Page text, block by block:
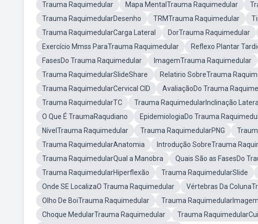
Trauma Raquimedular Mapa MentalTrauma Raquimedular
Trauma RaquimedularDesenho
TRMTrauma Raquimedular
Trauma RaquimedularCarga Lateral
DorTrauma Raquimedular
Exercício Mmss ParaTrauma Raquimedular
Reflexo Plantar
FasesDo Trauma Raquimedular
ImagemTrauma Raquimedular
Trauma RaquimedularSlideShare
Relatirio SobreTrauma
Trauma RaquimedularCervical CID
AvaliaçãoDo Trauma
Trauma RaquimedularTC
Trauma RaquimedularInclinação Lateral
O Que É TraumaRaqudiano
EpidemiologiaDo Trauma
NívelTrauma Raquimedular
Trauma RaquimedularPNG
Trauma RaquimedularAnatomia
Introdução SobreTrauma
Trauma RaquimedularQual a Manobra
Quais São as FasesDo
Trauma RaquimedularHiperflexão
Trauma RaquimedularSlide
Onde SE LocalizaO Trauma Raquimedular
Vértebras Da
Olho De BoiTrauma Raquimedular
Trauma RaquimedularImagem
Choque MedularTrauma Raquimedular
Trauma